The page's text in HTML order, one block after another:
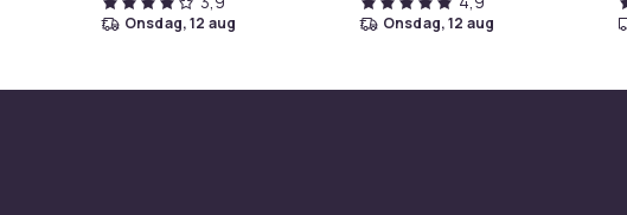
onsdag, 12 aug onsdag, 12 aug